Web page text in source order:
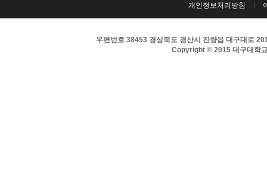
개인정보처리방침
우편번호 38453 경상북도 경산시 진량읍 대구대로
Copyright © 2015 대구대학